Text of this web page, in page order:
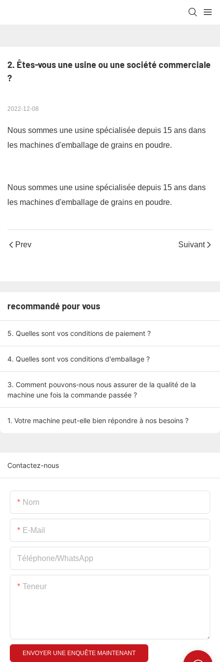
2. Êtes-vous une usine ou une société commerciale
?
2022-12-08
Nous sommes une usine spécialisée depuis 15 ans dans
les machines d'emballage de grains en poudre.
Nous sommes une usine spécialisée depuis 15 ans dans
les machines d'emballage de grains en poudre.
Prev Suivant
recommandé pour vous
5. Quelles sont vos conditions de paiement ?
4. Quelles sont vos conditions d'emballage ?
3. Comment pouvons-nous nous assurer de la qualité de la
machine une fois la commande passée ?
1. Votre machine peut-elle bien répondre à nos besoins ?
Contactez-nous
Nom
E-Mail
Téléphone/WhatsApp
Teneur
ENVOYER UNE ENQUÊTE MAINTENANT